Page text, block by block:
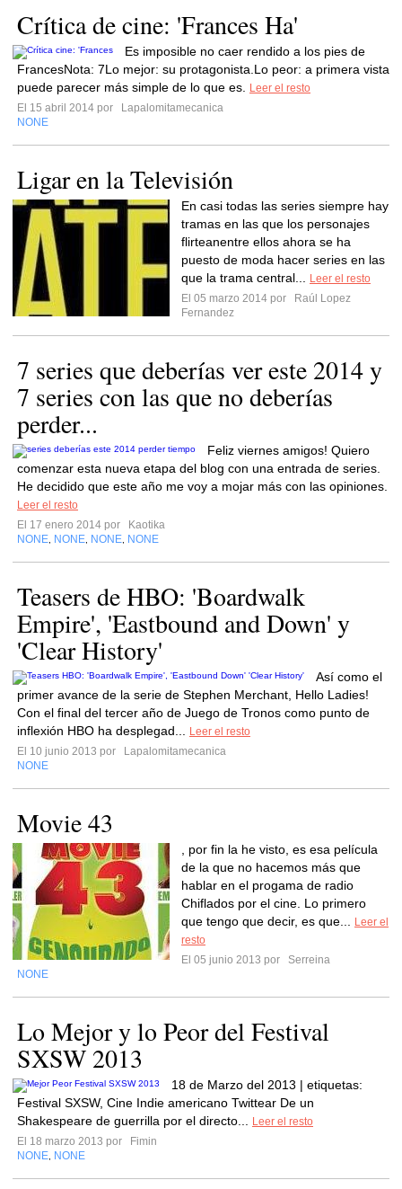
Crítica de cine: 'Frances Ha'
Es imposible no caer rendido a los pies de
FrancesNota: 7Lo mejor: su protagonista.Lo peor: a primera vista
puede parecer más simple de lo que es.
Leer el resto
El 15 abril 2014 por
Lapalomitamecanica
NONE
Ligar en la Televisión
En casi todas las series siempre hay
tramas en las que los personajes
flirteanentre ellos ahora se ha
puesto de moda hacer series en las
que la trama central...
Leer el resto
El 05 marzo 2014 por
Raúl Lopez
Fernandez
7 series que deberías ver este 2014 y
7 series con las que no deberías
perder...
Feliz viernes amigos! Quiero
comenzar esta nueva etapa del blog con una entrada de series.
He decidido que este año me voy a mojar más con las opiniones.
Leer el resto
El 17 enero 2014 por
Kaotika
NONE NONE NONE NONE
Teasers de HBO: 'Boardwalk
Empire', 'Eastbound and Down' y
'Clear History'
Así como el
primer avance de la serie de Stephen Merchant, Hello Ladies!
Con el final del tercer año de Juego de Tronos como punto de
inflexión HBO ha desplegad...
Leer el resto
El 10 junio 2013 por
Lapalomitamecanica
NONE
Movie 43
, por fin la he visto, es esa película
de la que no hacemos más que
hablar en el progama de radio
Chiflados por el cine. Lo primero
que tengo que decir, es que...
Leer el
resto
El 05 junio 2013 por
Serreina
NONE
Lo Mejor y lo Peor del Festival
SXSW 2013
18 de Marzo del 2013 | etiquetas:
Festival SXSW, Cine Indie americano Twittear De un
Shakespeare de guerrilla por el directo...
Leer el resto
El 18 marzo 2013 por
Fimin
NONE NONE